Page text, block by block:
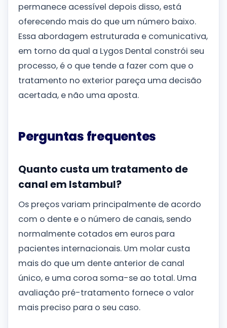
permanece acessível depois disso, está
oferecendo mais do que um número baixo.
Essa abordagem estruturada e comunicativa,
em torno da qual a Lygos Dental constrói seu
processo, é o que tende a fazer com que o
tratamento no exterior pareça uma decisão
acertada, e não uma aposta.
Perguntas frequentes
Quanto custa um tratamento de
canal em Istambul?
Os preços variam principalmente de acordo
com o dente e o número de canais, sendo
normalmente cotados em euros para
pacientes internacionais. Um molar custa
mais do que um dente anterior de canal
único, e uma coroa soma-se ao total. Uma
avaliação pré-tratamento fornece o valor
mais preciso para o seu caso.